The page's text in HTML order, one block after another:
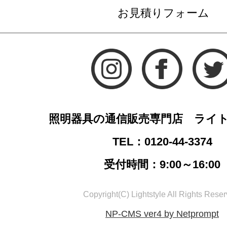
お見積りフォーム
照明器具の通信販売専門店 ライ
TEL：0120-44-3374
受付時間：9:00～16:00
Copyright(C) Lightstyle All Rights
NP-CMS ver4 by Netprompt